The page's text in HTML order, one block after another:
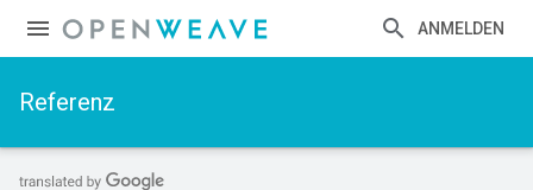
ANMELDEN
Referenz